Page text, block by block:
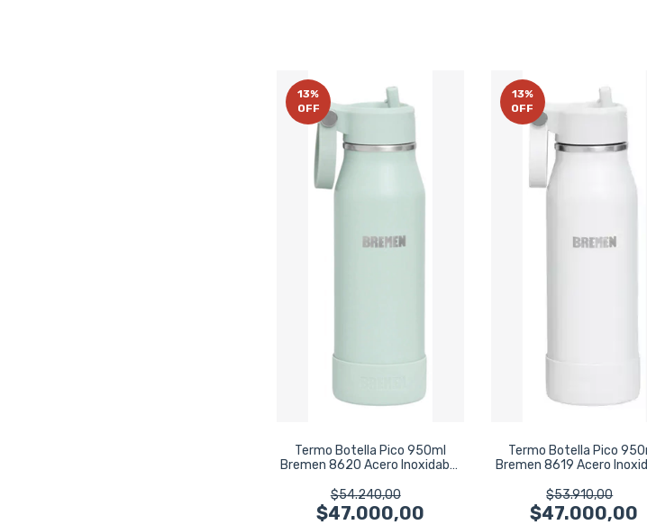
13%
OFF
Termo Botella Pico 950ml
Bremen 8620 Acero Inoxidable
$54.240,00
$47.000,00
13%
OFF
Termo Botella Pico
Bremen 8619 Acero
$53.910,00
$47.000,00